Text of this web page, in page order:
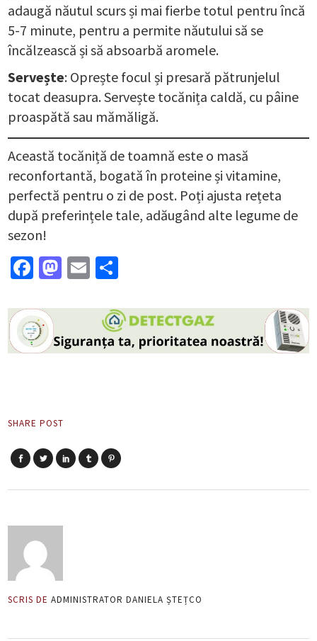
adaugă năutul scurs și mai fierbe totul pentru încă
5-7 minute, pentru a permite năutului să se
încălzească și să absoarbă aromele.
Servește: Oprește focul și presară pătrunjelul
tocat deasupra. Servește tocănița caldă, cu pâine
proaspătă sau mămăligă.
Această tocăniță de toamnă este o masă
reconfortantă, bogată în proteine și vitamine,
perfectă pentru o zi de post. Poți ajusta rețeta
după preferințele tale, adăugând alte legume de
sezon!
Facebook
Mastodon
Email
SHARE POST
SCRIS DE ADMINISTRATOR DANIELA ȘTEȚCO